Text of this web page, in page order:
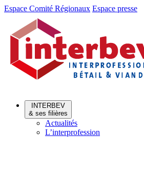
Aller
Aller
contenu
Espace Comité Régionaux Espace presse
INTERBEV
& ses filières
Actualités
L’interprofession